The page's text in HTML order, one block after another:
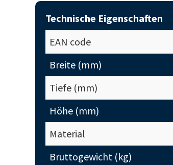
Technische Eigenschaften
EAN code
Breite (mm)
Tiefe (mm)
Höhe (mm)
Material
Bruttogewicht (kg)